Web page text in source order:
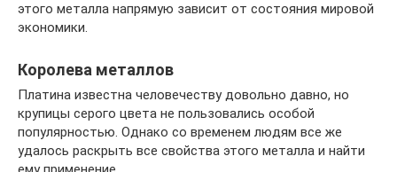
этого металла напрямую зависит от состояния мировой
экономики.
Королева металлов
Платина известна человечеству довольно давно, но
крупицы серого цвета не пользовались особой
популярностью. Однако со временем людям все же
удалось раскрыть все свойства этого металла и найти